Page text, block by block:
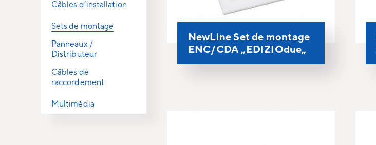
Câbles d‘installation
Sets de montage
Panneaux /
Distributeur
Câbles de
raccordement
Multimédia
NewLine Set de montage
ENC/CDA „EDIZIOdue„